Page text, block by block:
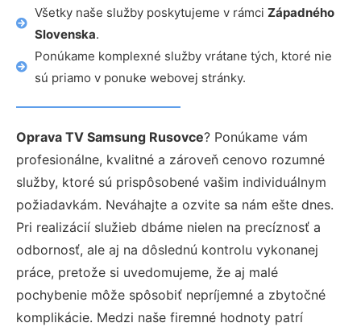
Všetky naše služby poskytujeme v rámci Západného
Slovenska.
Ponúkame komplexné služby vrátane tých, ktoré nie
sú priamo v ponuke webovej stránky.
Oprava TV Samsung Rusovce? Ponúkame vám
profesionálne, kvalitné a zároveň cenovo rozumné
služby, ktoré sú prispôsobené vašim individuálnym
požiadavkám. Neváhajte a ozvite sa nám ešte dnes.
Pri realizácií služieb dbáme nielen na precíznosť a
odbornosť, ale aj na dôslednú kontrolu vykonanej
práce, pretože si uvedomujeme, že aj malé
pochybenie môže spôsobiť nepríjemné a zbytočné
komplikácie. Medzi naše firemné hodnoty patrí